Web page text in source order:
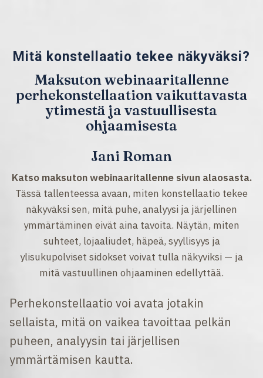
Mitä konstellaatio tekee näkyväksi?
Maksuton webinaaritallenne
perhekonstellaation vaikuttavasta
ytimestä ja vastuullisesta
ohjaamisesta
Jani Roman
Katso maksuton webinaaritallenne sivun alaosasta.
Tässä tallenteessa avaan, miten konstellaatio tekee
näkyväksi sen, mitä puhe, analyysi ja järjellinen
ymmärtäminen eivät aina tavoita. Näytän, miten
suhteet, lojaaliudet, häpeä, syyllisyys ja
ylisukupolviset sidokset voivat tulla näkyviksi — ja
mitä vastuullinen ohjaaminen edellyttää.
Perhekonstellaatio voi avata jotakin
sellaista, mitä on vaikea tavoittaa pelkän
puheen, analyysin tai järjellisen
ymmärtämisen kautta.